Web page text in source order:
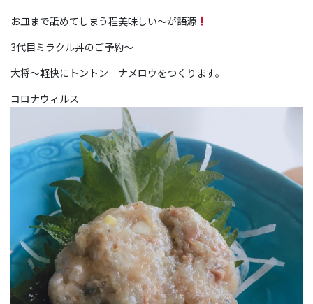
お皿まで舐めてしまう程美味しい〜が語源
3代目ミラクル丼のご予約〜
大将〜軽快にトントン ナメロウをつくります。
コロナウィルス